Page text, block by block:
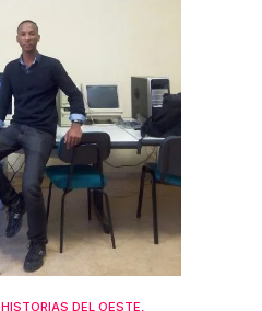
HISTORIAS DEL OESTE